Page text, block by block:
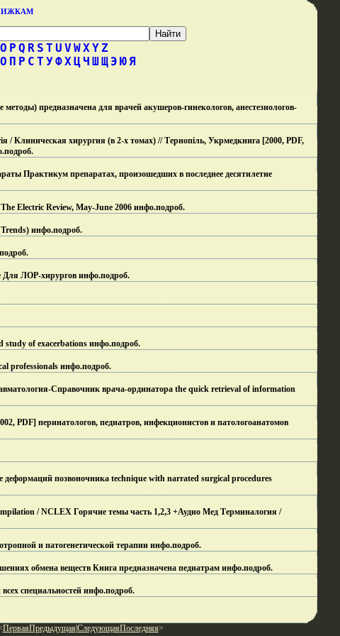
O P Q R S T U V WXY Z
О П Р С Т УФХЦЧ Ш Щ Э ЮЯ
предназначена для врачей акушеров-гинекологов, анестезиологов-
/ Клиническая хирургия (в 2-х томах) // Тернопіль, Укрмедкнига [2000, PDF,
подроб.
Практикум препаратах, произошедших в последнее десятилетие
Electric Review, May-June 2006 инфо.подроб.
инфо.подроб.
подроб.
Для ЛОР-хирургов инфо.подроб.
study of exacerbations инфо.подроб.
professionals инфо.подроб.
Справочник врача-ординатора the quick retrieval of information
PDF] перинатологов, педиатров, инфекционистов и патологоанатомов
позвоночника technique with narrated surgical procedures
/ NCLEX Горячие темы часть 1,2,3 +Аудио Мед Терминалогия /
и патогенетической терапии инфо.подроб.
обмена веществ Книга предназначена педиатрам инфо.подроб.
специальностей инфо.подроб.
ПерваяПредыдущая СледующаяПоследняя>